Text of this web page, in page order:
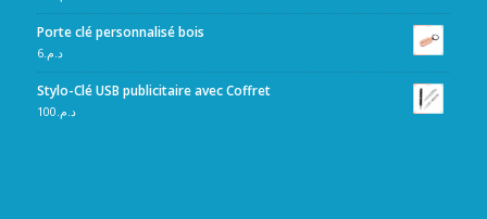
Porte clé personnalisé bois
د.م.6
Stylo-Clé USB publicitaire avec Coffret
د.م. 100